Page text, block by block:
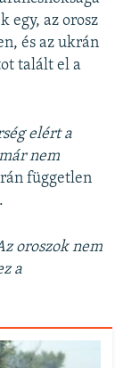
egy, az orosz
és az ukrán
talált el a
elért a
nem
független
oroszok nem
a